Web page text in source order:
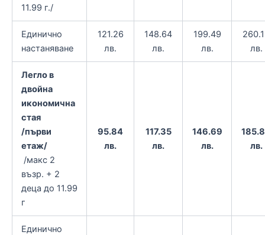
11.99 г./
Единично
настаняване
121.26
лв.
148.64
лв.
199.49
лв.
лв.
Легло в
двойна
икономична
стая
/първи
етаж/
/макс 2
възр. + 2
деца до 11.99
г
95.84
лв.
117.35
лв.
146.69
лв.
лв.
Единично